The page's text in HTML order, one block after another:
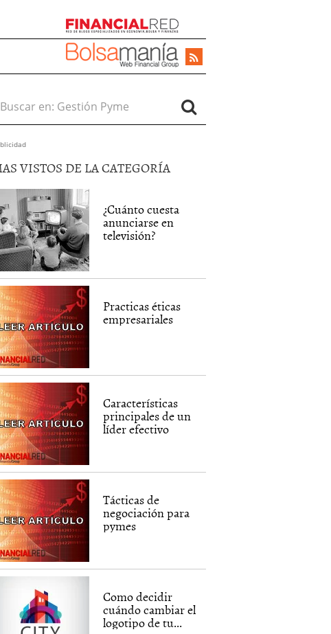
en:
VISTOS DE LA CATEGORÍA
¿Cuánto cuesta
anunciarse en
televisión?
Practicas éticas
empresariales
Características
principales de un
líder efectivo
Tácticas de
negociación para
pymes
Como decidir
cuándo cambiar el
logotipo de tu...